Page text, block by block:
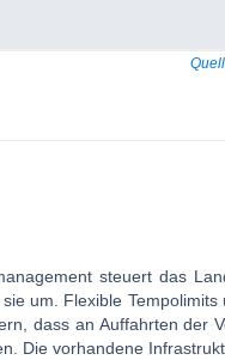
steuert das
um. Flexible
dass an Auffahrten der
Die vorhandene